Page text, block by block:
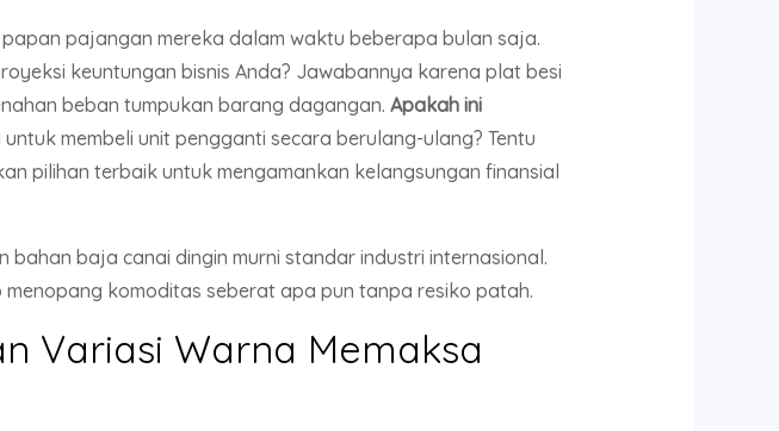
pajangan mereka dalam waktu beberapa bulan saja.
keuntungan bisnis Anda? Jawabannya karena plat besi
beban tumpukan barang dagangan. Apakah ini
membeli unit pengganti secara berulang-ulang? Tentu
pilihan terbaik untuk mengamankan kelangsungan finansial
bahan baja canai dingin murni standar industri internasional.
komoditas seberat apa pun tanpa resiko patah.
Variasi Warna Memaksa